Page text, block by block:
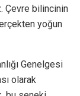
Çevre bilincinin
yoğun
Genelgesi
olarak